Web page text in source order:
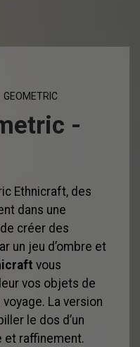
GEOMETRIC
-
Ethnicraft, des
dans une
créer des
un jeu d’ombre et
vous
vos objets de
La version
le dos d’un
et raffinement.